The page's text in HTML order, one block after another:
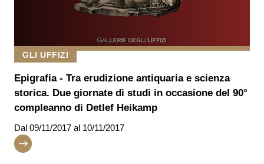
GLI UFFIZI
Epigrafia - Tra erudizione antiquaria e scienza
storica. Due giornate di studi in occasione del 90°
compleanno di Detlef Heikamp
Dal 09/11/2017 al 10/11/2017